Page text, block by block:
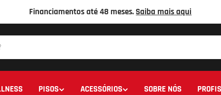
Financiamentos até 48 meses.Saiba mais aqui
PISOS ACESSÓRIOS SOBRE NÓS